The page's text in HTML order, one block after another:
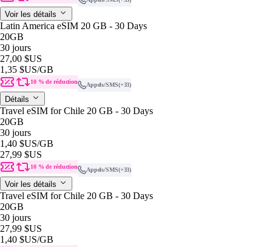
Voir les détails
Latin America eSIM 20 GB - 30 Days
20GB
30 jours
27,00 $US
1,35 $US/GB
10 % de réduction Appels/SMS(+33)
Détails
Travel eSIM for Chile 20 GB - 30 Days
20GB
30 jours
1,40 $US/GB
27,99 $US
10 % de réduction Appels/SMS(+33)
Voir les détails
Travel eSIM for Chile 20 GB - 30 Days
20GB
30 jours
27,99 $US
1,40 $US/GB